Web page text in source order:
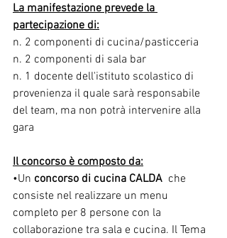
La manifestazione prevede la
partecipazione di:
n. 2 componenti di cucina/pasticceria
n. 2 componenti di sala bar
n. 1 docente dell'istituto scolastico di
provenienza il quale sarà responsabile
del team, ma non potrà intervenire alla
gara
Il concorso è composto da:
•Un concorso di cucina CALDA che
consiste nel realizzare un menu
completo per 8 persone con la
collaborazione tra sala e cucina. Il Tema